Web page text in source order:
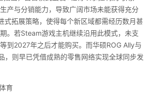
产与分销能力，导致广阔市场未能获得充分
式拓展策略，使得每个新区域都需经历数月甚
。若Steam游戏主机继续沿用此模式，未支
到2027年之后才能购买。而华硕ROG Ally与
，则早已凭借成熟的零售网络实现全球同步发
育